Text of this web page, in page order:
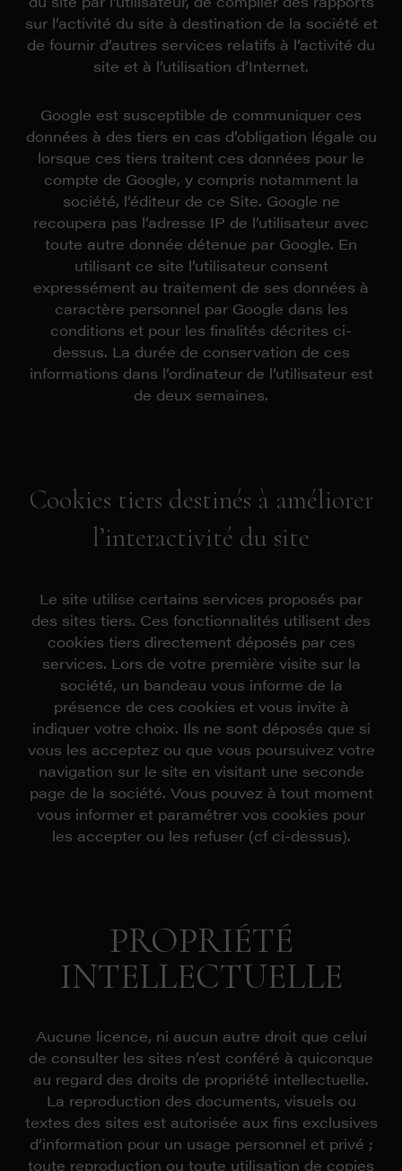
sur l’activité du site à destination de la société et
de fournir d’autres services relatifs à l’activité du
site et à l’utilisation d’Internet.
Google est susceptible de communiquer ces
données à des tiers en cas d’obligation légale ou
lorsque ces tiers traitent ces données pour le
compte de Google, y compris notamment la
société, l’éditeur de ce Site. Google ne
recoupera pas l’adresse IP de l’utilisateur avec
toute autre donnée détenue par Google. En
utilisant ce site l’utilisateur consent
expressément au traitement de ses données à
caractère personnel par Google dans les
conditions et pour les finalités décrites ci-
dessus. La durée de conservation de ces
informations dans l’ordinateur de l’utilisateur est
de deux semaines.
Cookies tiers destinés à améliorer
l’interactivité du site
Le site utilise certains services proposés par
des sites tiers. Ces fonctionnalités utilisent des
cookies tiers directement déposés par ces
services. Lors de votre première visite sur la
société, un bandeau vous informe de la
présence de ces cookies et vous invite à
indiquer votre choix. Ils ne sont déposés que si
vous les acceptez ou que vous poursuivez votre
navigation sur le site en visitant une seconde
page de la société. Vous pouvez à tout moment
vous informer et paramétrer vos cookies pour
les accepter ou les refuser (cf ci-dessus).
PROPRIÉTÉ
INTELLECTUELLE
Aucune licence, ni aucun autre droit que celui
de consulter les sites n’est conféré à quiconque
au regard des droits de propriété intellectuelle.
La reproduction des documents, visuels ou
textes des sites est autorisée aux fins exclusives
d’information pour un usage personnel et privé ;
toute reproduction ou toute utilisation de copies